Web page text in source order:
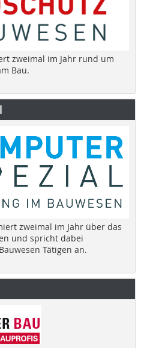
zweimal im Jahr rund um
Bau.
zweimal im Jahr über das
und spricht dabei
Tätigen an.